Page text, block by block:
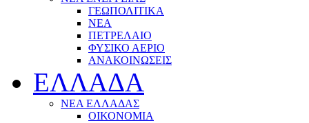
ΓΕΩΠΟΛΙΤΙΚΑ
ΝΕΑ
ΠΕΤΡΕΛΑΙΟ
ΦΥΣΙΚΟ ΑΕΡΙΟ
ΑΝΑΚΟΙΝΩΣΕΙΣ
ΕΛΛΑΔΑ
ΝΕΑ ΕΛΛΑΔΑΣ
ΟΙΚΟΝΟΜΙΑ